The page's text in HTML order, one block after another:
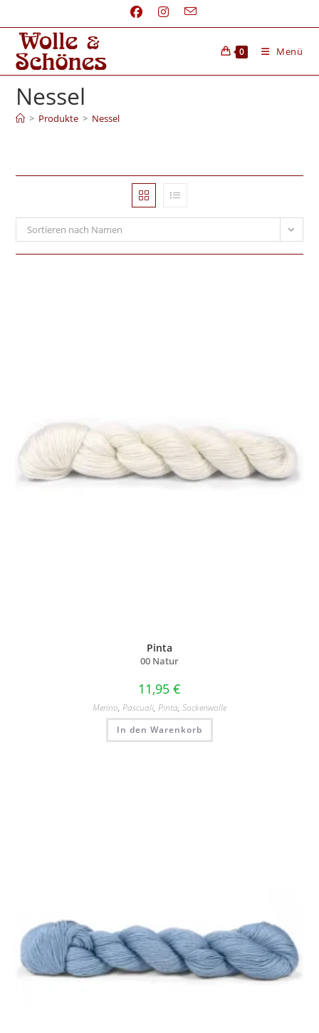
0 Menü
Nessel
> Produkte > Nessel
Sortieren nach Namen
Pinta
00 Natur
11,95 €
Merino, Pascuali, Pinta, Sockenwolle
In den Warenkorb